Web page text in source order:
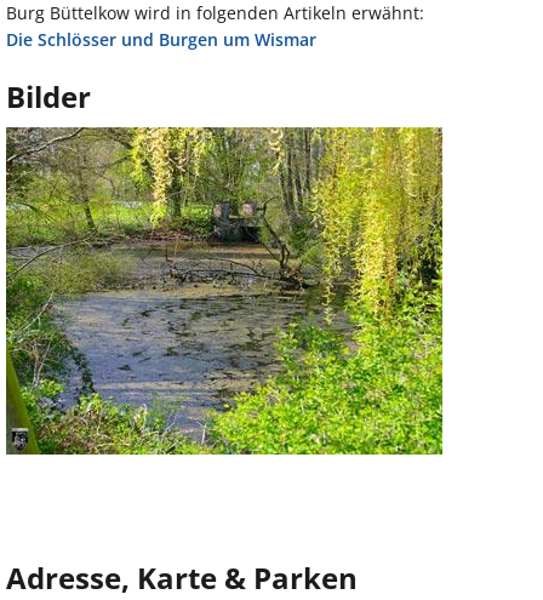
Burg Büttelkow wird in folgenden Artikeln erwähnt:
Die Schlösser und Burgen um Wismar
Bilder
Adresse, Karte & Parken